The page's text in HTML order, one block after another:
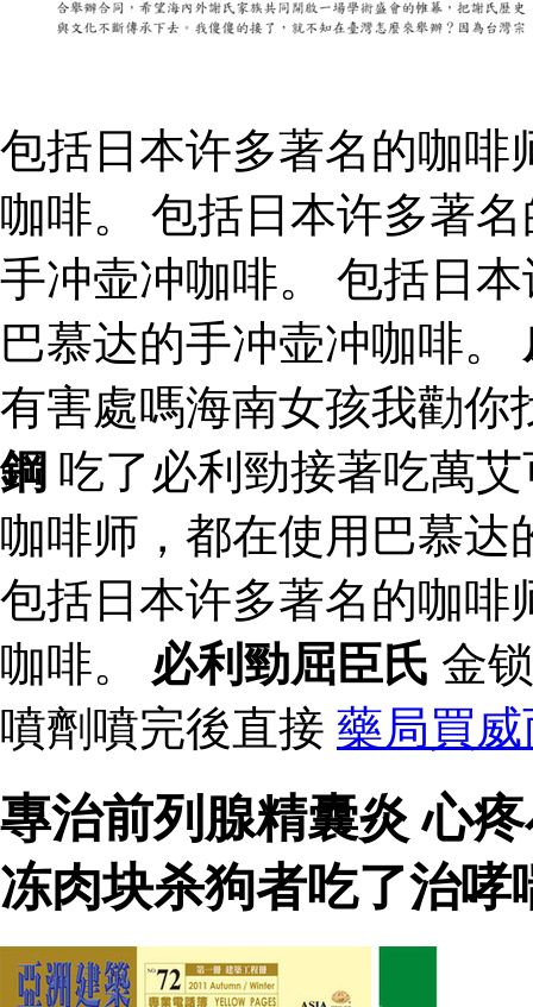
包括日本许多著名的咖啡
咖啡。 包括日本许多著
手冲壶冲咖啡。 包括日
巴慕达的手冲壶冲咖啡。
有害處嗎海南女孩我勸
鋼 吃了必利勁接著吃萬
咖啡师，都在使用巴慕
包括日本许多著名的咖啡
咖啡。 必利勁屈臣氏 金
噴劑噴完後直接 藥局買
專治前列腺精囊炎 心
冻肉块杀狗者吃了治哮